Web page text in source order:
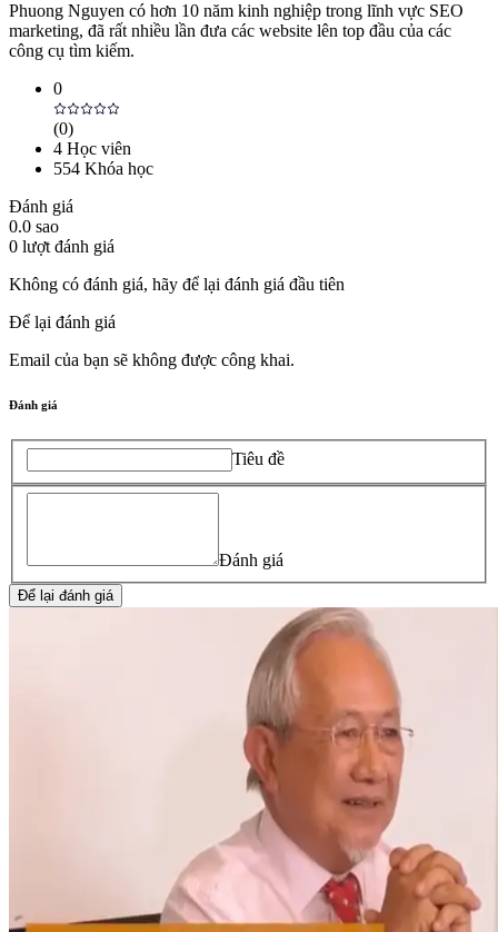
Phuong Nguyen có hơn 10 năm kinh nghiệp trong lĩnh vực SEO
marketing, đã rất nhiều lần đưa các website lên top đầu của các
công cụ tìm kiếm.
0
(0)
4 Học viên
554 Khóa học
Đánh giá
0.0 sao
0 lượt đánh giá
Không có đánh giá, hãy để lại đánh giá đầu tiên
Để lại đánh giá
Email của bạn sẽ không được công khai.
Đánh giá
Tiêu đề
Đánh giá
Để lại đánh giá